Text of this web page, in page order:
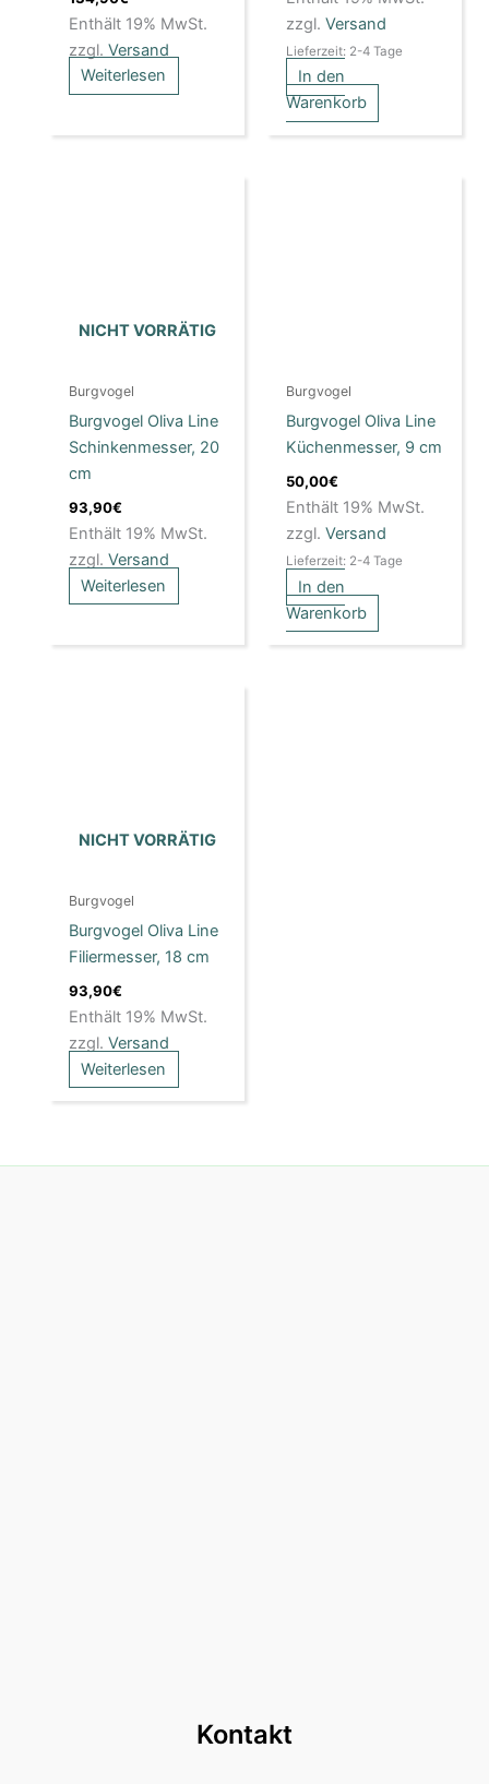
Enthält 19% MwSt.
zzgl. Versand
Weiterlesen
zzgl. Versand
Lieferzeit: 2-4 Tage
In den
Warenkorb
NICHT VORRÄTIG
Burgvogel
Burgvogel Oliva Line
Schinkenmesser, 20
cm
93,90€
Enthält 19% MwSt.
zzgl. Versand
Weiterlesen
Burgvogel
Burgvogel Oliva Line
Küchenmesser, 9 cm
50,00€
Enthält 19% MwSt.
zzgl. Versand
Lieferzeit: 2-4 Tage
In den
Warenkorb
NICHT VORRÄTIG
Burgvogel
Burgvogel Oliva Line
Filiermesser, 18 cm
93,90€
Enthält 19% MwSt.
zzgl. Versand
Weiterlesen
Kontakt